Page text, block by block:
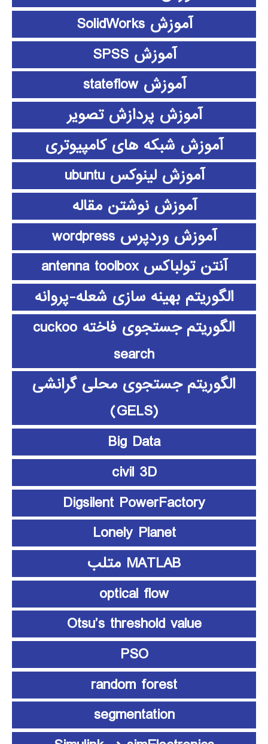
آموزش SolidWorks
آموزش SPSS
آموزش stateflow
آموزش پردازش تصویر
آموزش شبکه های کامپیوتری
آموزش لینوکس ubuntu
آموزش نوشتن مقاله
آموزش وردپرس wordpress
آنتن تولباکس antenna toolbox
الگوریتم بهینه سازی شعله-پروانه
الگوریتم جستجوی فاخته cuckoo
search
الگوریتم جستجوی محلی گرانشی
(GELS)
Big Data
civil 3D
Digsilent PowerFactory
Lonely Planet
MATLAB متلب
optical flow
Otsu’s threshold value
PSO
random forest
segmentation